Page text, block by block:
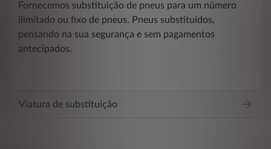
Fornecemos substituição de pneus para um número
ilimitado ou fixo de pneus. Pneus substituídos,
pensando na sua segurança e sem pagamentos
antecipados.
Viatura de substituição